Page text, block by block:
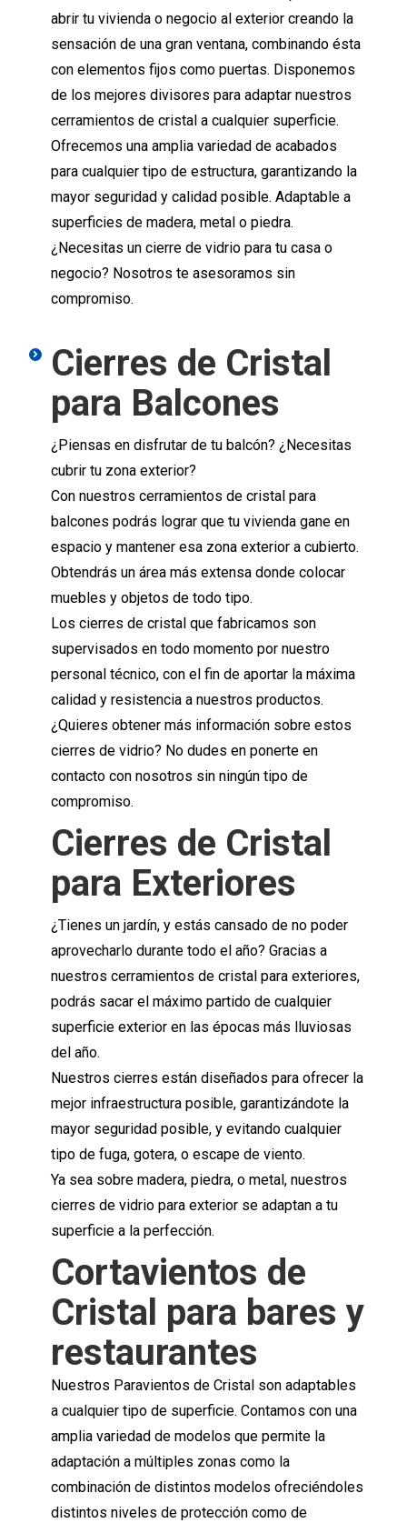
abrir tu vivienda o negocio al exterior creando la
sensación de una gran ventana, combinando ésta
con elementos fijos como puertas. Disponemos
de los mejores divisores para adaptar nuestros
cerramientos de cristal a cualquier superficie.
Ofrecemos una amplia variedad de acabados
para cualquier tipo de estructura, garantizando la
mayor seguridad y calidad posible. Adaptable a
superficies de madera, metal o piedra.
¿Necesitas un cierre de vidrio para tu casa o
negocio? Nosotros te asesoramos sin
compromiso.
Cierres de Cristal
para Balcones
¿Piensas en disfrutar de tu balcón? ¿Necesitas
cubrir tu zona exterior?
Con nuestros cerramientos de cristal para
balcones podrás lograr que tu vivienda gane en
espacio y mantener esa zona exterior a cubierto.
Obtendrás un área más extensa donde colocar
muebles y objetos de todo tipo.
Los cierres de cristal que fabricamos son
supervisados en todo momento por nuestro
personal técnico, con el fin de aportar la máxima
calidad y resistencia a nuestros productos.
¿Quieres obtener más información sobre estos
cierres de vidrio? No dudes en ponerte en
contacto con nosotros sin ningún tipo de
compromiso.
Cierres de Cristal
para Exteriores
¿Tienes un jardín, y estás cansado de no poder
aprovecharlo durante todo el año? Gracias a
nuestros cerramientos de cristal para exteriores,
podrás sacar el máximo partido de cualquier
superficie exterior en las épocas más lluviosas
del año.
Nuestros cierres están diseñados para ofrecer la
mejor infraestructura posible, garantizándote la
mayor seguridad posible, y evitando cualquier
tipo de fuga, gotera, o escape de viento.
Ya sea sobre madera, piedra, o metal, nuestros
cierres de vidrio para exterior se adaptan a tu
superficie a la perfección.
Cortavientos de
Cristal para bares y
restaurantes
Nuestros Paravientos de Cristal son adaptables
a cualquier tipo de superficie. Contamos con una
amplia variedad de modelos que permite la
adaptación a múltiples zonas como la
combinación de distintos modelos ofreciéndoles
distintos niveles de protección como de